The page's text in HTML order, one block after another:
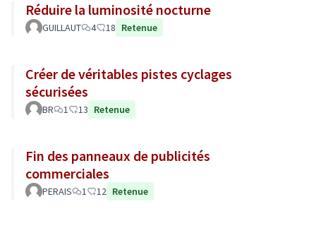
Réduire la luminosité nocturne
GUILLAUT 4 18 Retenue
Créer de véritables pistes cyclages
sécurisées
BR 1 13 Retenue
Fin des panneaux de publicités
commerciales
PERAIS 1 12 Retenue